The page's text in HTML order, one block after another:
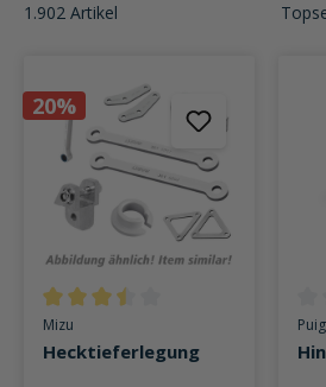
1.902 Artikel
20%
Durchschnittliche Bewertung von 3.5
Mizu
Hecktieferlegung
Puig